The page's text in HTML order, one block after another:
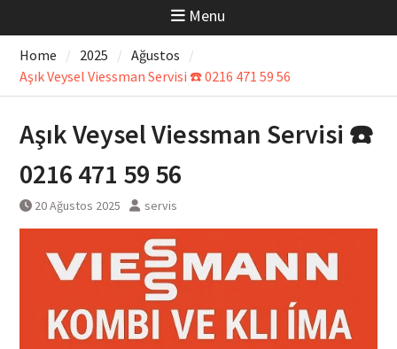
Çözüm Yöntemleri
Menu
Home 2025
Ağustos
Aşık Veysel Viessman Servisi ☎️ 0216 471 59 56
Aşık Veysel Viessman Servisi ☎️
0216 471 59 56
20 Ağustos 2025 servis